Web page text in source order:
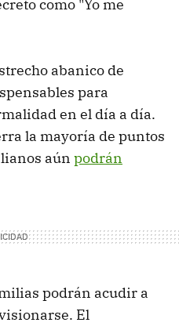
como "Yo me
abanico de
para
en el día a día.
la mayoría de puntos
aún podrán
podrán acudir a
El